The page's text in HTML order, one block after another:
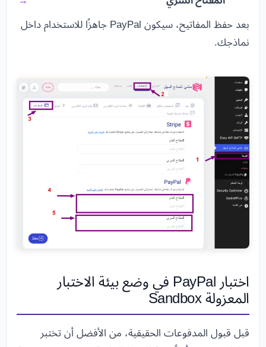
بعد حفظ المفاتيح، سيكون PayPal جاهزًا للاستخدام داخل
نماذجك.
اختبار PayPal في وضع بيئة الاختبار
المعزولة Sandbox
قبل قبول المدفوعات الحقيقية، من الأفضل أن تختبر